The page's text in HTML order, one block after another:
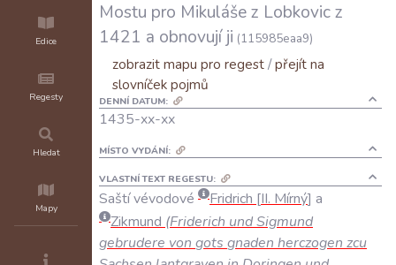
Edice
Regesty
Hledat
Mapy
Mostu pro Mikuláše z Lobkovic z
1421 a obnovují ji (115985eaa9)
zobrazit mapu pro regest/přejít na
slovníček pojmů
DENNÍ DATUM:
1435-xx-xx
MÍSTO VYDÁNÍ:
VLASTNÍ TEXT REGESTU:
Saštívévodové Fridrich II. Mírný a
Zikmund (Friderich undSigmund
gebrudere von gots gnaden herczogen zcu